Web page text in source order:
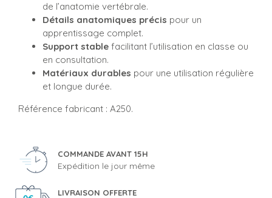
de l’anatomie vertébrale.
Détails anatomiques précis pour un
apprentissage complet.
Support stable facilitant l’utilisation en classe ou
en consultation.
Matériaux durables pour une utilisation régulière
et longue durée.
Référence fabricant : A250.
COMMANDE AVANT 15H
Expédition le jour même
LIVRAISON OFFERTE